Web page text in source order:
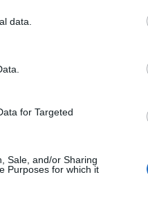
data.
for Targeted
Sale, and/or Sharing
Purposes for which it
meteo con la
le
della
della
prevenire i
supporto
con
di una
territorio